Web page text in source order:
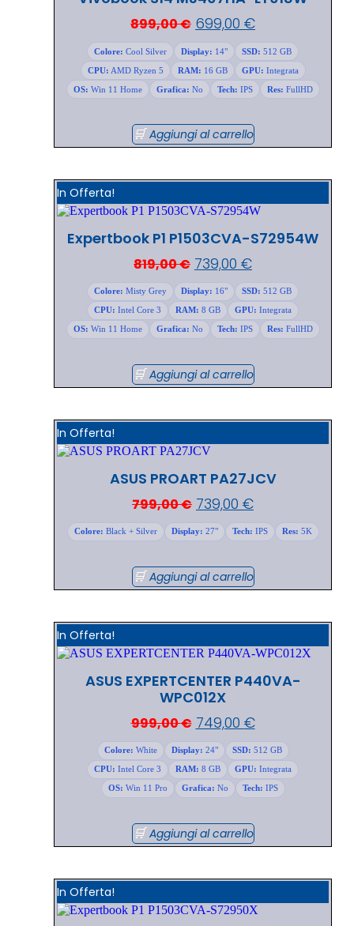
899,00€ 699,00 €
Colore: Cool Silver Display: 14" SSD: 512 GB
CPU: AMD Ryzen 5 RAM: 16 GB GPU: Integrata
OS: Win 11 Home Grafica: No Tech: IPS Res: FullHD
Aggiungi al carrello
In Offerta!
Expertbook P1 P1503CVA-S72954W
819,00€ 739,00 €
Colore: Misty Grey Display: 16" SSD: 512 GB
CPU: Intel Core 3 RAM: 8 GB GPU: Integrata
OS: Win 11 Home Grafica: No Tech: IPS Res: FullHD
Aggiungi al carrello
In Offerta!
ASUS PROART PA27JCV
799,00€ 739,00 €
Colore: Black + Silver Display: 27" Tech: IPS Res: 5K
Aggiungi al carrello
In Offerta!
ASUS EXPERTCENTER P440VA-
WPC012X
999,00€ 749,00 €
Colore: White Display: 24" SSD: 512 GB
CPU: Intel Core 3 RAM: 8 GB GPU: Integrata
OS: Win 11 Pro Grafica: No Tech: IPS
Aggiungi al carrello
In Offerta!